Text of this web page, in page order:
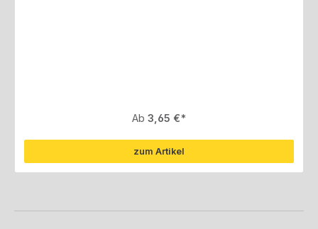
Regulärer Preis:
Ab 3,65 €
zum Artikel